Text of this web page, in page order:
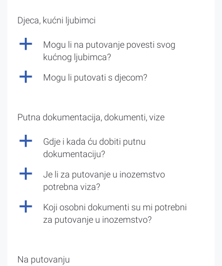
Djeca, kućni ljubimci
a
Mogu li na putovanje povesti svog
kućnog ljubimca?
a Mogu li putovati s djecom?
Putna dokumentacija, dokumenti, vize
a
Gdje i kada ću dobiti putnu
dokumentaciju?
a
Je li za putovanje u inozemstvo
potrebna viza?
a
Koji osobni dokumenti su mi potrebni
za putovanje u inozemstvo?
Na putovanju